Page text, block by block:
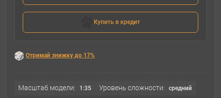
Купить в кредит
Отримай знижку до 17%
Масштаб модели: 1:35 Уровень сложности: cредний